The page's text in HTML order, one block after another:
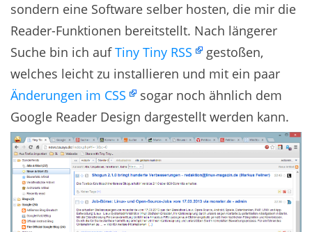
sondern eine Software selber hosten, die mir die
Reader-Funktionen bereitstellt. Nach längerer
Suche bin ich aufTiny Tiny RSS
gestoßen,
welches leicht zu installieren und mit ein paar
Änderungen im CSS
sogar noch ähnlich dem
Google Reader Design dargestellt werden kann.